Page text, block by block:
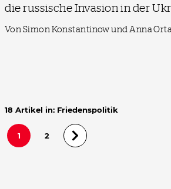
die russische Invasion in der
Von Simon Konstantinow und Anna
18 Artikel in: Friedenspolitik
1 2